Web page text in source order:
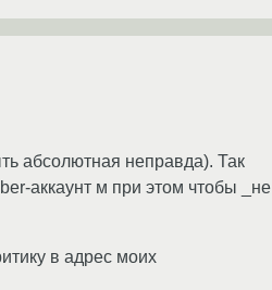
абсолютная неправда). Так
аккаунт м при этом чтобы _не
в адрес моих